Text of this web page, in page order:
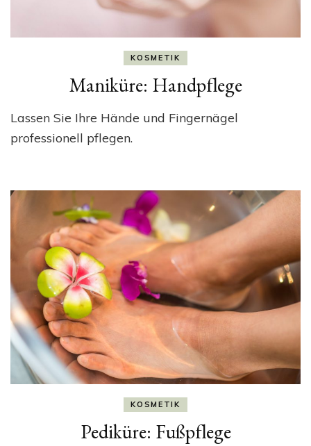
KOSMETIK
Maniküre: Handpflege
Lassen Sie Ihre Hände und Fingernägel
professionell pflegen.
KOSMETIK
Pediküre: Fußpflege